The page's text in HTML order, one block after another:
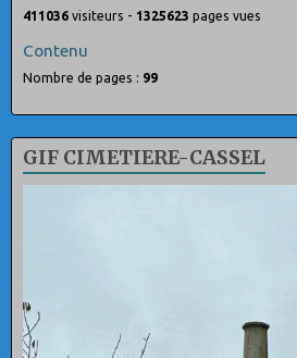
411036 visiteurs - 1325623 pages vues
Contenu
Nombre de pages : 99
GIF CIMETIERE-CASSEL